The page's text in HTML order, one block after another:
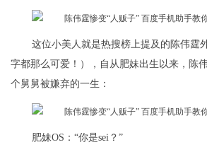
这位小美人就是热搜榜上提及的陈伟
字都那么可爱！），自从肥妹出生以来，陈
个舅舅被嫌弃的一生：
肥妹OS：“你是sei？”